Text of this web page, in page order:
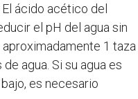
El ácido acético del
el pH del agua sin
1 taza
agua. Si su agua es
es necesario